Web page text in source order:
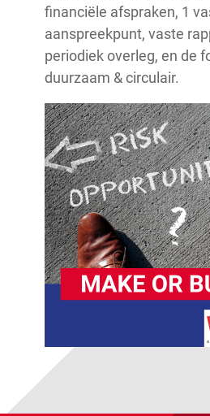
financiële afspraken, 1
aanspreekpunt, vaste
periodiek overleg, en de
duurzaam & circulair.